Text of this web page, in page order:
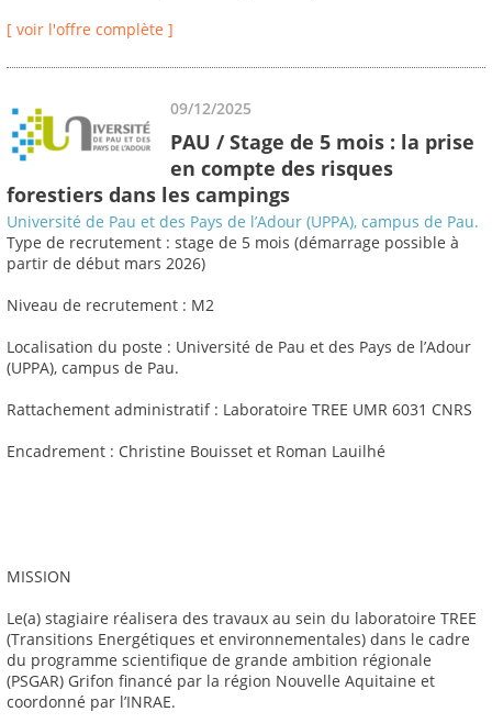
[ voir l'offre complète ]
09/12/2025
PAU / Stage de 5 mois : la prise
en compte des risques
forestiers dans les campings
Université de Pau et des Pays de l’Adour (UPPA), campus de Pau.
Type de recrutement : stage de 5 mois (démarrage possible à
partir de début mars 2026)
Niveau de recrutement : M2
Localisation du poste : Université de Pau et des Pays de l’Adour
(UPPA), campus de Pau.
Rattachement administratif : Laboratoire TREE UMR 6031 CNRS
Encadrement : Christine Bouisset et Roman Lauilhé
MISSION
Le(a) stagiaire réalisera des travaux au sein du laboratoire TREE
(Transitions Energétiques et environnementales) dans le cadre
du programme scientifique de grande ambition régionale
(PSGAR) Grifon financé par la région Nouvelle Aquitaine et
coordonné par l’INRAE.